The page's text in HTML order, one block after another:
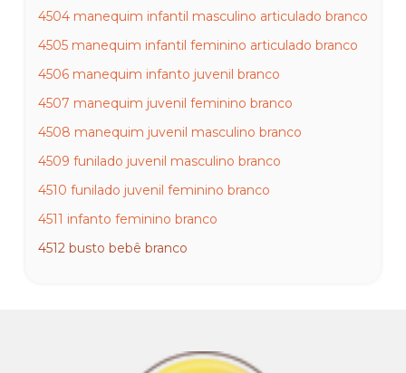
4504 manequim infantil masculino articulado branco
4505 manequim infantil feminino articulado branco
4506 manequim infanto juvenil branco
4507 manequim juvenil feminino branco
4508 manequim juvenil masculino branco
4509 funilado juvenil masculino branco
4510 funilado juvenil feminino branco
4511 infanto feminino branco
4512 busto bebê branco
4516 expositor calça juvenil masculino branco